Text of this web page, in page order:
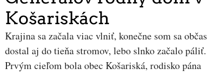
Košariskách
Krajina sa začala viac vlniť, konečne som sa občas
dostal aj do tieňa stromov, lebo slnko začalo páliť.
Prvým cieľom bola obec Košariská, rodisko pána